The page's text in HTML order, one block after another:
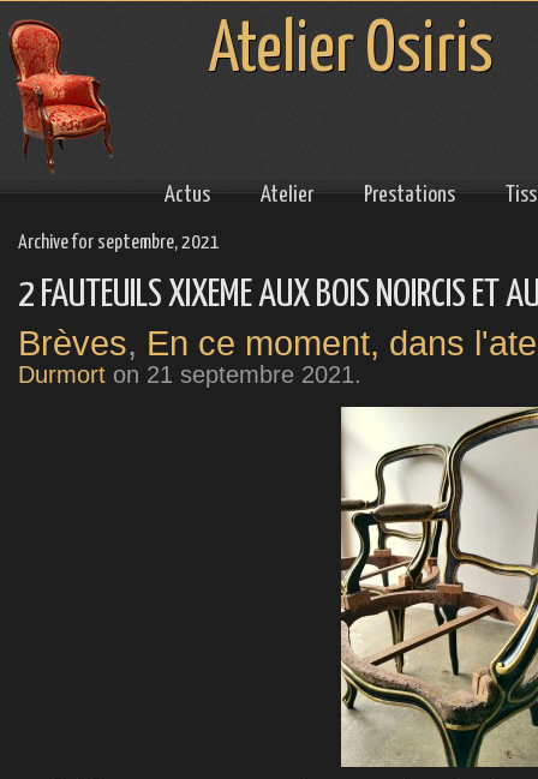
Atelier Osiris
Actus Atelier Prestations
Archive for septembre, 2021
2 FAUTEUILS XIXEME AUX BOIS NOIRCIS ET
Brèves, En ce moment, dans
Durmort on 21 septembre 2021.